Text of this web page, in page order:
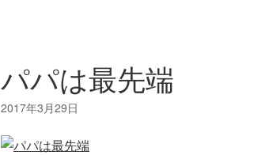
パパは最先端